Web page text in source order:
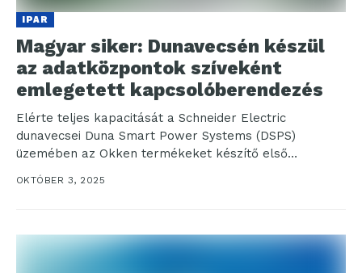
IPAR
Magyar siker: Dunavecsén készül
az adatközpontok szíveként
emlegetett kapcsolóberendezés
Elérte teljes kapacitását a Schneider Electric
dunavecsei Duna Smart Power Systems (DSPS)
üzemében az Okken termékeket készítő első
gyártósor. A vállalat többek között...
OKTÓBER 3, 2025